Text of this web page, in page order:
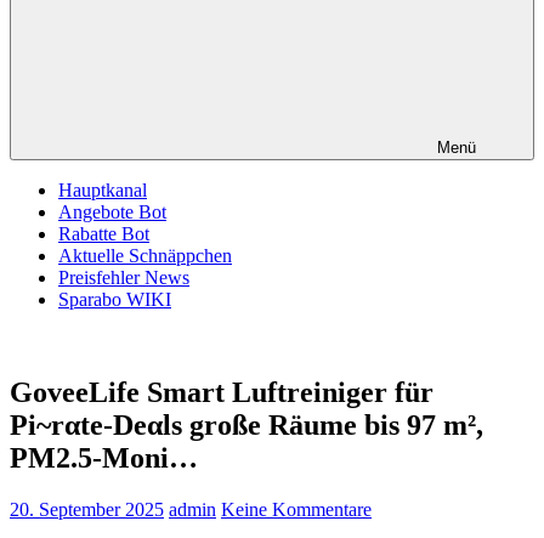
Menü
Hauptkanal
Angebote Bot
Rabatte Bot
Aktuelle Schnäppchen
Preisfehler News
Sparabo WIKI
GoveeLife Smart Luftreiniger für
Pi~rαtе-Dеαls große Räume bis 97 m²,
PM2.5-Moni…
20. September 2025 admin Keine Kommentare